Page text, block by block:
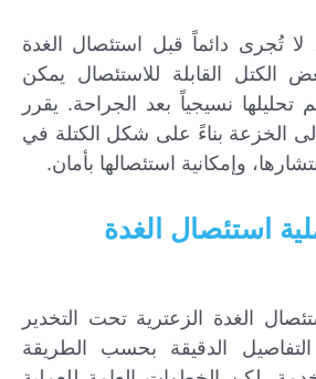
لا تُجرى دائماً قبل استئصال الغدة
الكتل القابلة للاستئصال يمكن
تحليلها نسيجياً بعد الجراحة. يقرر
الخزعة بناءً على شكل الكتلة في
وإمكانية استئصالها بأمان.
استئصال الغدة
الغدة الزعترية تحت التخدير
التفاصيل الدقيقة بحسب الطريقة